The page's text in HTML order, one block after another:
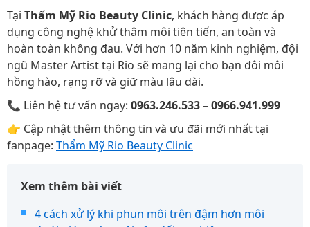
Tại Thẩm Mỹ Rio Beauty Clinic, khách hàng được áp
dụng công nghệ khử thâm môi tiên tiến, an toàn và
hoàn toàn không đau. Với hơn 10 năm kinh nghiệm, đội
ngũ Master Artist tại Rio sẽ mang lại cho bạn đôi môi
hồng hào, rạng rỡ và giữ màu lâu dài.
📞 Liên hệ tư vấn ngay: 0963.246.533 – 0966.941.999
👉 Cập nhật thêm thông tin và ưu đãi mới nhất tại
fanpage: Thẩm Mỹ Rio Beauty Clinic
Xem thêm bài viết
4 cách xử lý khi phun môi trên đậm hơn môi